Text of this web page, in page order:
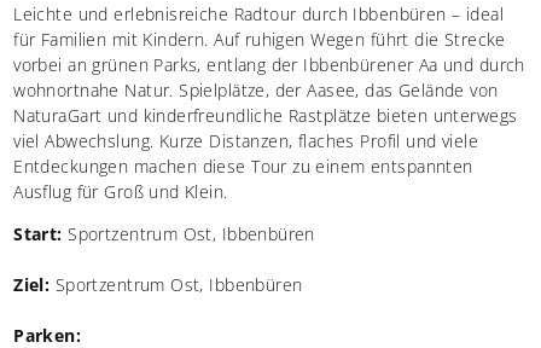
Leichte und erlebnisreiche Radtour durch Ibbenbüren – ideal
für Familien mit Kindern. Auf ruhigen Wegen führt die Strecke
vorbei an grünen Parks, entlang der Ibbenbürener Aa und durch
wohnortnahe Natur. Spielplätze, der Aasee, das Gelände von
NaturaGart und kinderfreundliche Rastplätze bieten unterwegs
viel Abwechslung. Kurze Distanzen, flaches Profil und viele
Entdeckungen machen diese Tour zu einem entspannten
Ausflug für Groß und Klein.
Start: Sportzentrum Ost, Ibbenbüren
Ziel: Sportzentrum Ost, Ibbenbüren
Parken: